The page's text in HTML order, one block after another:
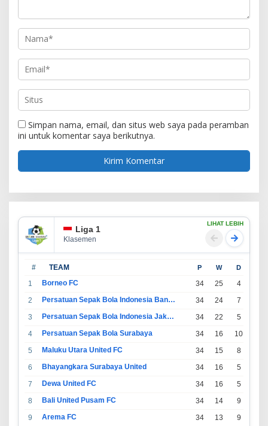
Simpan nama, email, dan situs web saya pada peramban
ini untuk komentar saya berikutnya.
Liga 1
Klasemen
LIHAT LEBIH
# TEAM P W D
1 Borneo FC 34 25 4
2
Persatuan Sepak Bola Indonesia Bandung 34 24 7
3
Persatuan Sepak Bola Indonesia Jakarta 34 22 5
4
Persatuan Sepak Bola Surabaya 34 16 10
5
Maluku Utara United FC 34 15 8
6
Bhayangkara Surabaya United 34 16 5
7
Dewa United FC 34 16 5
8
Bali United Pusam FC 34 14 9
9
Arema FC 34 13 9